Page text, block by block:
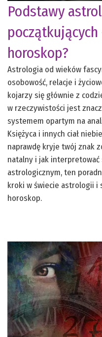
Podstawy
horoskop?
Astrologia od wieków
osobowość, relacje i
kojarzy się głównie z
w rzeczywistości jest
systemem opartym na
Księżyca i innych ciał
naprawdę kryje twój znak
natalny i jak interpretować
astrologicznym, ten
kroki w świecie astrologii i
horoskop.